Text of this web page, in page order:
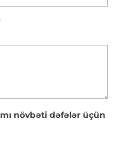
növbəti dəfələr üçün